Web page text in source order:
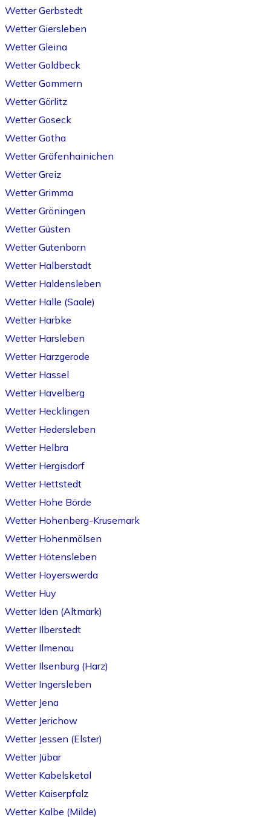
Wetter Gerbstedt
Wetter Giersleben
Wetter Gleina
Wetter Goldbeck
Wetter Gommern
Wetter Görlitz
Wetter Goseck
Wetter Gotha
Wetter Gräfenhainichen
Wetter Greiz
Wetter Grimma
Wetter Gröningen
Wetter Güsten
Wetter Gutenborn
Wetter Halberstadt
Wetter Haldensleben
Wetter Halle (Saale)
Wetter Harbke
Wetter Harsleben
Wetter Harzgerode
Wetter Hassel
Wetter Havelberg
Wetter Hecklingen
Wetter Hedersleben
Wetter Helbra
Wetter Hergisdorf
Wetter Hettstedt
Wetter Hohe Börde
Wetter Hohenberg-Krusemark
Wetter Hohenmölsen
Wetter Hötensleben
Wetter Hoyerswerda
Wetter Huy
Wetter Iden (Altmark)
Wetter Ilberstedt
Wetter Ilmenau
Wetter Ilsenburg (Harz)
Wetter Ingersleben
Wetter Jena
Wetter Jerichow
Wetter Jessen (Elster)
Wetter Jübar
Wetter Kabelsketal
Wetter Kaiserpfalz
Wetter Kalbe (Milde)